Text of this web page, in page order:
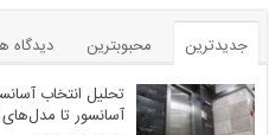
جدیدترین محبوبترین دیدگاه
تحلیل انتخاب
آسانسور تا